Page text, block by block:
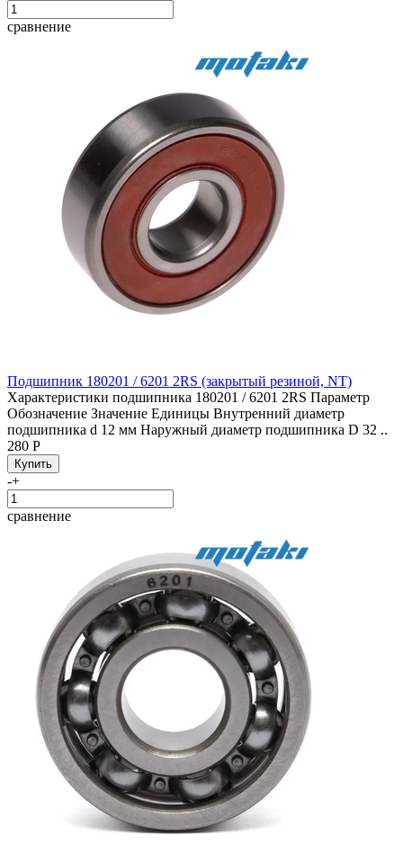
сравнение
Подшипник 180201 / 6201 2RS (закрытый резиной, NT)
Характеристики подшипника 180201 / 6201 2RS Параметр
Обозначение Значение Единицы Внутренний диаметр
подшипника d 12 мм Наружный диаметр подшипника D 32 ..
280 Р
-+
сравнение